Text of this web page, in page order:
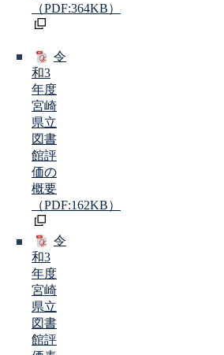
（PDF:364KB）
令
和3
年度
宮崎
県立
図書
館評
価の
概要
（PDF:162KB）
令
和3
年度
宮崎
県立
図書
館評